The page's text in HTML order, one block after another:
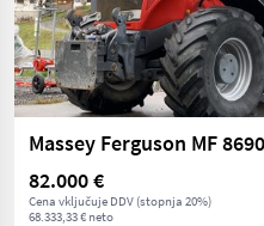
Massey Ferguson MF
82.000 €
Cena vključuje DDV (stopnja 20%)
68.333,33 € neto